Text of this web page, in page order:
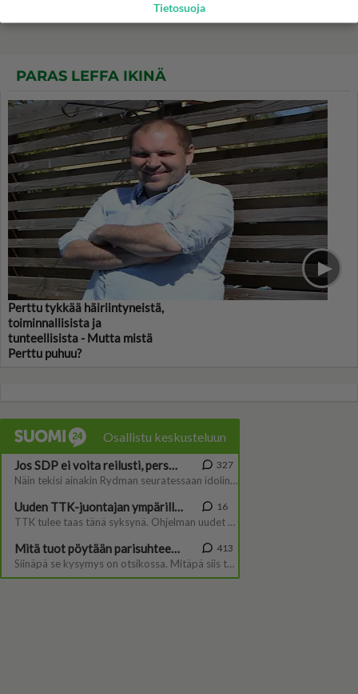
PARAS LEFFA IKINÄ
Perttu tykkää häiriintyneistä,
toiminnallisista ja
tunteellisista - Mutta mistä
Perttu puhuu?
Tietosuoja